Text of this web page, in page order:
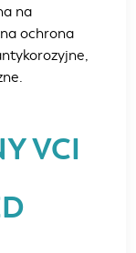
na
ochrona
VCI